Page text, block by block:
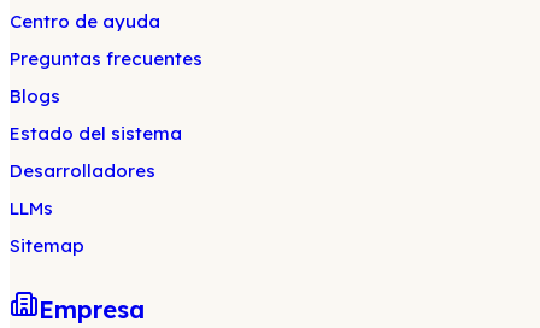
Centro de ayuda
Preguntas frecuentes
Blogs
Estado del sistema
Desarrolladores
LLMs
Sitemap
Empresa